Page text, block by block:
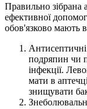
Правильно зібрана
ефективної
обов'язково мають
подряпин чи
інфекції.
мати в
знищувати